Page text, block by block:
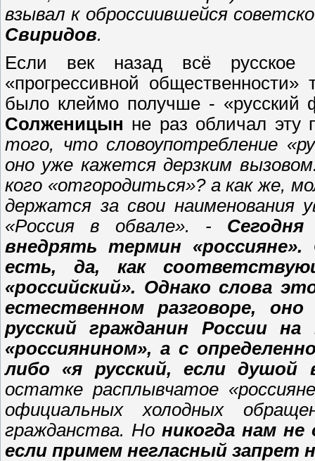
взывал к оброссиившейся
Свиридов.
Если век назад всё русское
«прогрессивной
было клеймо получше -
Солженицын не раз обличал
того, что словоупотребление
оно уже кажется дерзким
кого «отгородиться»? а как же,
держатся за свои наименования
«Россия в обвале». -
внедрять термин
есть, да, как
«российский». Однако слова
естественном разговоре,
русский гражданин России
«россиянином», а с
либо «я русский, если
остатке расплывчатое
официальных холодных
гражданства. Но никогда нам не
если примем негласный запрет